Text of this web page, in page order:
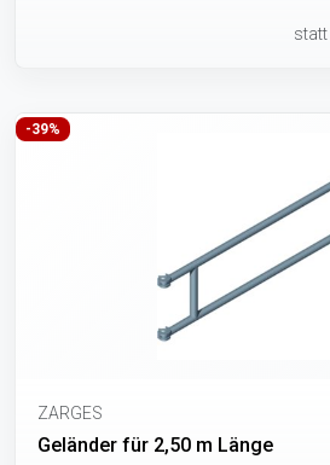
statt
-39%
ZARGES
Geländer für 2,50 m Länge